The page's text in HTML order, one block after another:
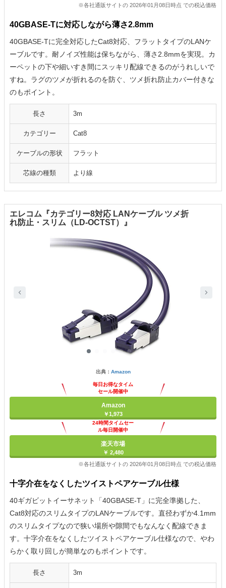
※各社通販サイトの 2026年01月08日時点 での税込価格
40GBASE-Tに対応しながら薄さ2.8mm
40GBASE-Tに完全対応したCat8対応、フラットタイプのLANケ
ーブルです。耐ノイズ性能は保ちながら、薄さ2.8mmを実現。カ
ーペットの下や細いすき間にスッキリ配線できるのがうれしいで
すね。ラグのツメが折れるのを防ぐ、ツメ折れ防止カバー付きな
のもポイント。
長さ 3m
カテゴリー Cat8
ケーブルの形状 フラット
芯線の種類 より線
エレコム『カテゴリー8対応 LANケーブル ツメ折
れ防止・スリム（LD-OCTST）』
出典： Amazon
毎日お得なタイム
セール開催中
Amazon
￥1,973
24時間タイムセー
ル毎日開催中
楽天市場
￥ 2,480
※各社通販サイトの 2026年01月08日時点 での税込価格
十字介在をなくしたツイストペアケーブル仕様
40ギガビットイーサネット「40GBASE-T」に完全準拠した、
Cat8対応のスリムタイプのLANケーブルです。直径わずか4.1mm
のスリムタイプなので狭い場所や隙間でもなんなく配線できま
す。十字介在をなくしたツイストペアケーブル仕様なので、やわ
らかく取り回しが簡単なのもポイントです。
長さ 3m